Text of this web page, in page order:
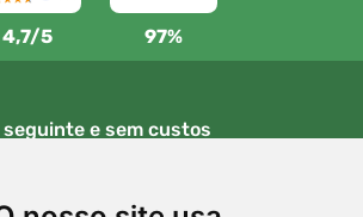
4,7/5 97%
seguinte e sem custos
para encomendas superiores a 80 EUR
gratuitas